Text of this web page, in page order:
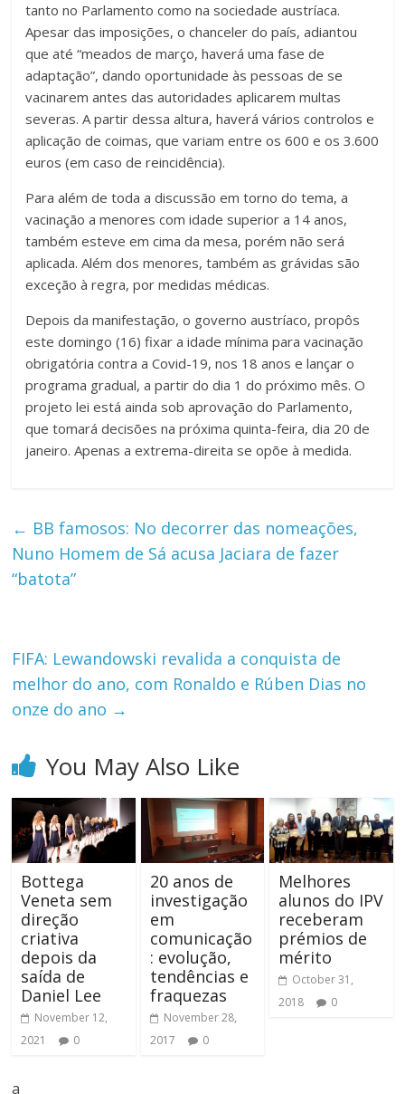
パーコピーバッグスーパーコピーブランドスーパーコピ
ーブランド靴
tanto no Parlamento como na sociedade austríaca.
Apesar das imposições, o chanceler do país, adiantou
que até “meados de março, haverá uma fase de
adaptação”, dando oportunidade às pessoas de se
vacinarem antes das autoridades aplicarem multas
severas. A partir dessa altura, haverá vários controlos e
aplicação de coimas, que variam entre os 600 e os 3.600
euros (em caso de reincidência).
Para além de toda a discussão em torno do tema, a
vacinação a menores com idade superior a 14 anos,
também esteve em cima da mesa, porém não será
aplicada. Além dos menores, também as grávidas são
exceção à regra, por medidas médicas.
Depois da manifestação, o governo austríaco, propôs
este domingo (16) fixar a idade mínima para vacinação
obrigatória contra a Covid-19, nos 18 anos e lançar o
programa gradual, a partir do dia 1 do próximo mês. O
projeto lei está ainda sob aprovação do Parlamento,
que tomará decisões na próxima quinta-feira, dia 20 de
janeiro. Apenas a extrema-direita se opõe à medida.
← BB famosos: No decorrer das nomeações,
Nuno Homem de Sá acusa Jaciara de fazer
“batota”
FIFA: Lewandowski revalida a conquista de
melhor do ano, com Ronaldo e Rúben Dias no
onze do ano →
You May Also Like
Bottega
Veneta sem
direção
criativa
depois da
saída de
Daniel Lee
November 12,
2021
0
20 anos de
investigação
em
comunicação
: evolução,
tendências e
fraquezas
November 28,
2017
0
Melhores
alunos do IPV
receberam
prémios de
mérito
October 31,
2018
0
a